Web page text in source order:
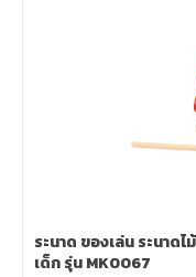
ระนาด ของเล่น ระนาด
เด็ก รุ่น MK0067